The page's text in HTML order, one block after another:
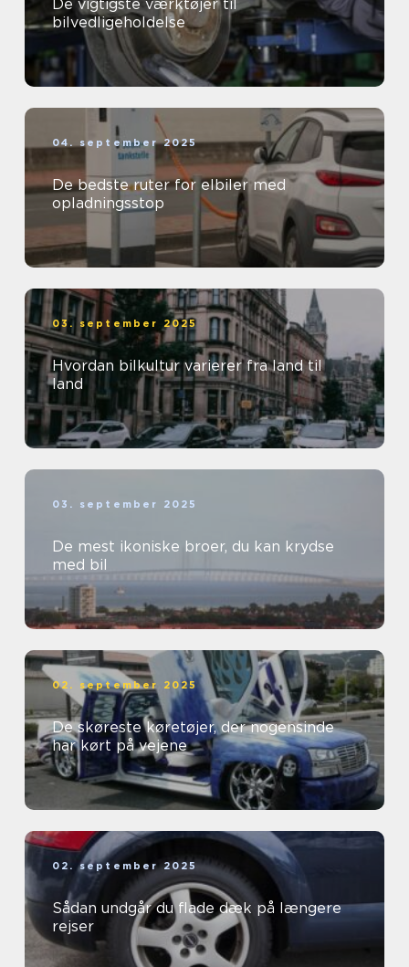
De vigtigste værktøjer til
bilvedligeholdelse
04. september 2025
De bedste ruter for elbiler med
opladningsstop
03. september 2025
Hvordan bilkultur varierer fra land til
land
03. september 2025
De mest ikoniske broer, du kan krydse
med bil
02. september 2025
De skøreste køretøjer, der nogensinde
har kørt på vejene
02. september 2025
Sådan undgår du flade dæk på længere
rejser